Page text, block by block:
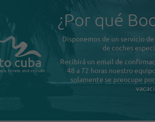
¿Por qué
Disponemos de un servicio
de coches
Recibirá un email de
48 a 72 horas nuestro
solamente se preocupe